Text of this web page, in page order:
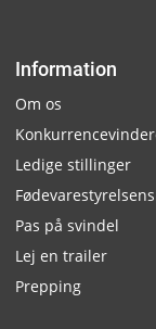
Information
Om os
Ledige stillinger
Pas på svindel
Lej en trailer
Prepping